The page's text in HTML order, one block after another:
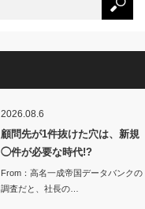
2026.08.6
顧問先が1件抜けた穴は、新規
◯件が必要な時代!?
From：高名一成帝国データバンクの
調査だと、社長の…